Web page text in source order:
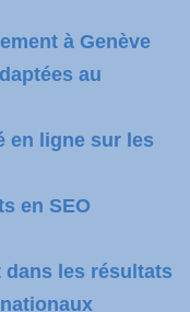
à Genève
au
en ligne sur les
en SEO
les résultats